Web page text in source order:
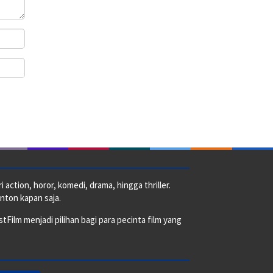
horor, komedi, drama, hingga thriller.
kapan saja.
menjadi pilihan bagi para pecinta film yang